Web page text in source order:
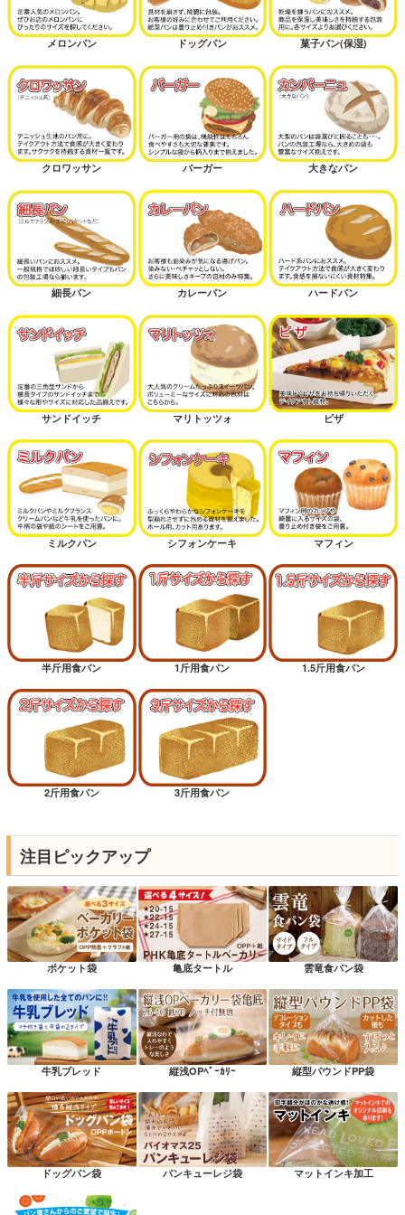
メロンパン ドッグパン 菓子パン(保湿)
クロワッサン バーガー 大きなパン
細長パン カレーパン ハードパン
サンドイッチ マリトッツォ ピザ
ミルクパン シフォンケーキ マフィン
半斤用食パン 1斤用食パン 1.5斤用食パン
2斤用食パン 3斤用食パン
注目ピックアップ
ポケット袋 亀底タートル 雲竜食パン袋
牛乳ブレッド 縦浅OPﾍﾞｰｶﾘｰ 縦型パウンドPP袋
ドッグパン袋 パンキューレジ袋 マットインキ加工